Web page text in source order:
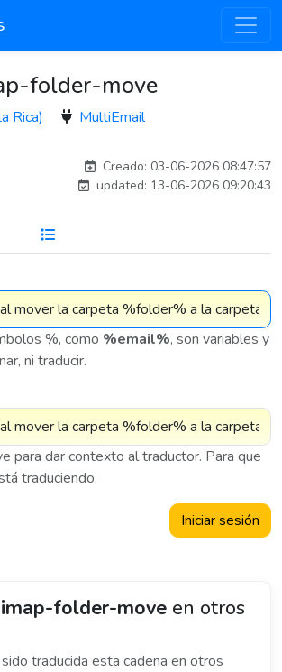
folder-move
Rica) MultiEmail
Creado: 03-06-2026 08:47:57
updated: 13-06-2026 09:20:43
%, como %email%, son variables y
ni traducir.
para dar contexto al traductor. Para que
traduciendo.
Iniciar sesión
folder-move en otros
traducida esta cadena en otros